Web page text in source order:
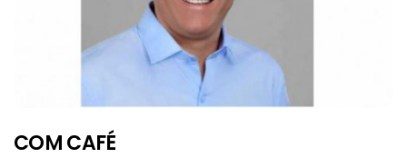
COM CAFÉ